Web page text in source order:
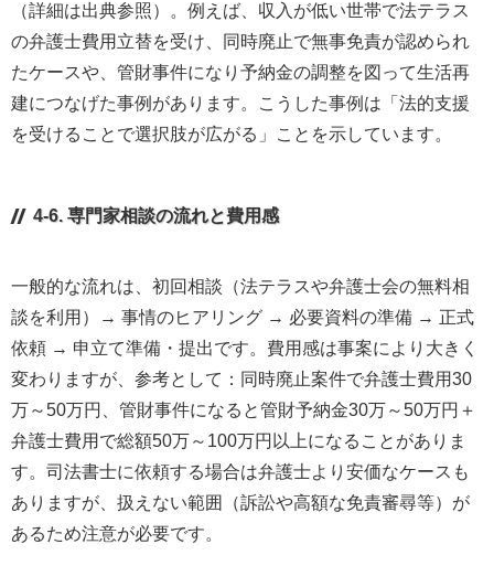
（詳細は出典参照）。例えば、収入が低い世帯で法テラス
の弁護士費用立替を受け、同時廃止で無事免責が認められ
たケースや、管財事件になり予納金の調整を図って生活再
建につなげた事例があります。こうした事例は「法的支援
を受けることで選択肢が広がる」ことを示しています。
4-6. 専門家相談の流れと費用感
一般的な流れは、初回相談（法テラスや弁護士会の無料相
談を利用）→ 事情のヒアリング → 必要資料の準備 → 正式
依頼 → 申立て準備・提出です。費用感は事案により大きく
変わりますが、参考として：同時廃止案件で弁護士費用30
万～50万円、管財事件になると管財予納金30万～50万円＋
弁護士費用で総額50万～100万円以上になることがありま
す。司法書士に依頼する場合は弁護士より安価なケースも
ありますが、扱えない範囲（訴訟や高額な免責審尋等）が
あるため注意が必要です。